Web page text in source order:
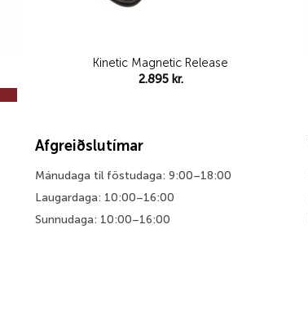
Kinetic Magnetic Release
2.895 kr.
Afgreiðslutímar
Mánudaga til föstudaga: 9:00–18:00
Laugardaga: 10:00–16:00
Sunnudaga: 10:00–16:00